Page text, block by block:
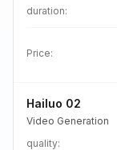
duration:
Price:
Hailuo 02
Video Generation
quality: